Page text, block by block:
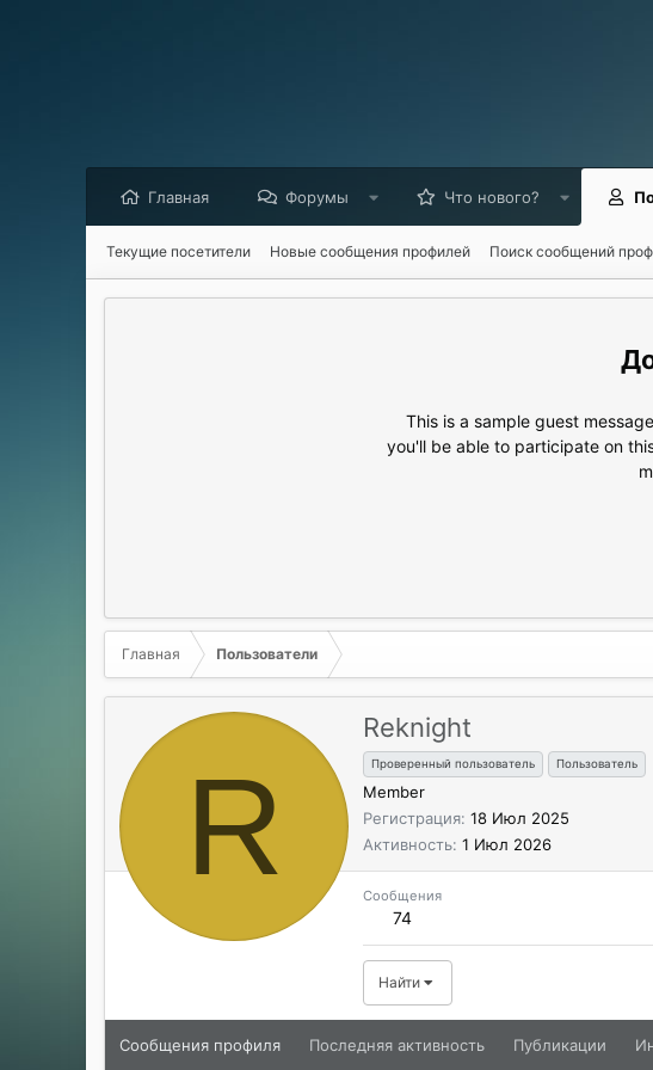
Главная Форумы Что нового?
Текущие посетители Новые сообщения профилей Поиск сообщений
This is a sample guest
you'll be able to participate on
Главная Пользователи
R
Reknight
Проверенный пользователь Пользователь
Member
Регистрация 18 Июл 2025
Активность 1 Июл 2026
Сообщения
74
Найти
Сообщения профиля Последняя активность Публикации